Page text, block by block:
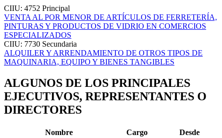
CIIU: 4752 Principal
VENTA AL POR MENOR DE ARTÍCULOS DE FERRETERÍA,
PINTURAS Y PRODUCTOS DE VIDRIO EN COMERCIOS
ESPECIALIZADOS
CIIU: 7730 Secundaria
ALQUILER Y ARRENDAMIENTO DE OTROS TIPOS DE
MAQUINARIA, EQUIPO Y BIENES TANGIBLES
ALGUNOS DE LOS PRINCIPALES
EJECUTIVOS, REPRESENTANTES O
DIRECTORES
Nombre Cargo
Desde